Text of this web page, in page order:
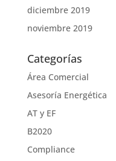
diciembre 2019
noviembre 2019
Categorías
Área Comercial
Asesoría Energética
AT y EF
B2020
Compliance